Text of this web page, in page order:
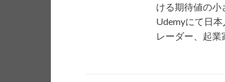
ける期待値の
Udemyにて日
レーダー、起業